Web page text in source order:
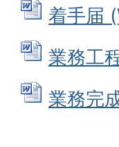
着手届
業務工
業務完